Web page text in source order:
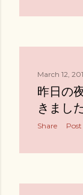
March 12,
昨日の
きました
Share